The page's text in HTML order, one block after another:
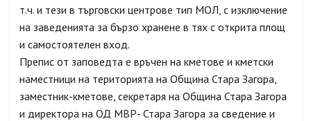
т.ч. и тези в търговски центрове тип МОЛ, с изключение
на заведенията за бързо хранене в тях с открита площ
и самостоятелен вход.
Препис от заповедта е връчен на кметове и кметски
наместници на територията на Община Стара Загора,
заместник-кметове, секретаря на Община Стара Загора
и директора на ОД МВР- Стара Загора за сведение и